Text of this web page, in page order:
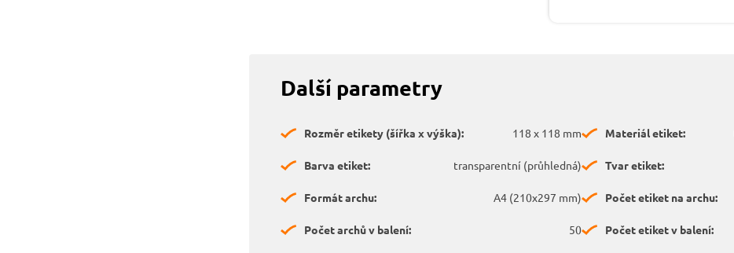
Další parametry
Rozměr etikety (šířka x výška): 118 x 118 mm Materiál etiket:
Barva etiket: transparentní (průhledná) Tvar etiket:
Formát archu: A4 (210x297 mm) Počet etiket na archu:
Počet archů v balení: 50 Počet etiket v balení: